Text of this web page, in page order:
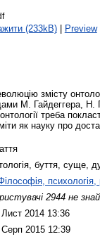
(233kB)| Preview
змісту
М. Гайдеггера,
треба
як науку про
буття, суще,
психологія,
2944 не
2014 13:36
Серп 2015 12:39